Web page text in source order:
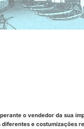
o vendedor da sua
e costumizações